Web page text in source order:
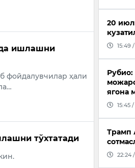
ишлашни
фойдалувчилар ҳали
тўхтатади
20
15:49
ягона
15:45
Трамп
22:24